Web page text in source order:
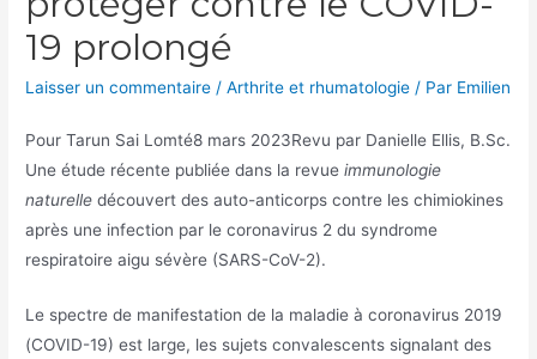
19 prolongé
Laisser un commentaire /Arthrite et rhumatologie / Par Emilien
PourTarun Sai Lomté8 mars 2023Revu par Danielle Ellis, B.Sc.
Une étude récente publiée dans la revueimmunologie
naturelle découvert des auto-anticorps contre les chimiokines
après une infection par le coronavirus 2 du syndrome
respiratoire aigu sévère (SARS-CoV-2).
Le spectre de manifestation de la maladie à coronavirus 2019
(COVID-19) est large, les sujets convalescents signalant des